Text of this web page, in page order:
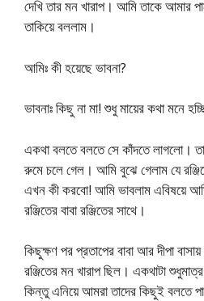
দেখি তার মন খারাপ। আমি তাকে আমার
তাকিয়ে বললাম।
আমিঃ কী হয়েছে ভাবনা?
ভাবনাঃ কিছু না মা! শুধু মায়ের কথা মনে
একথা বলতে বলতে সে কাঁদতে লাগলো।
রুমে চলে গেল। আমি বুঝে গেলাম যে
এখন কী করবো! আমি ভাবলাম এবিষয়ে
রঞ্জিতের বাবা রঞ্জিতের সাথে।
কিছুক্ষণ পর প্রতাপের বাবা আর দীপা
রঞ্জিতের মন খারাপ ছিল। একথাটা
কিন্তু এনিয়ে আমরা তাদের কিছুই বলতে